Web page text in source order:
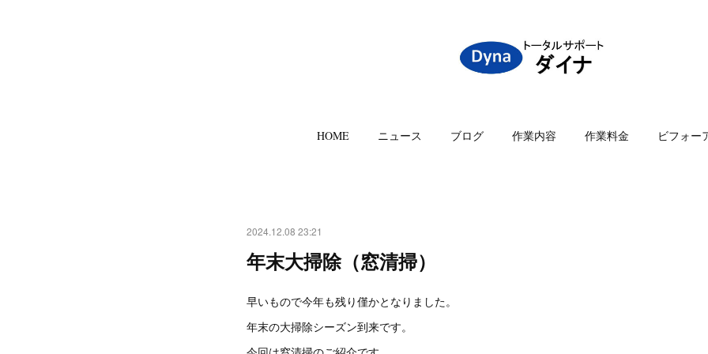
HOME ニュース ブログ 作業内容 作業料金 ビフォー
2024.12.08 23:21
年末大掃除（窓清掃）
早いもので今年も残り僅かとなりました。
年末の大掃除シーズン到来です。